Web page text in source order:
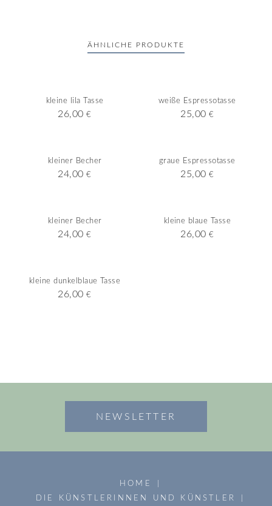
ÄHNLICHE PRODUKTE
kleine lila Tasse
26,00€
weiße Espressotasse
25,00€
kleiner Becher
24,00€
graue Espressotasse
25,00€
kleiner Becher
24,00€
kleine blaue Tasse
26,00€
kleine dunkelblaue Tasse
26,00€
NEWSLETTER
HOME
DIE KÜNSTLERINNEN UND KÜNSTLER